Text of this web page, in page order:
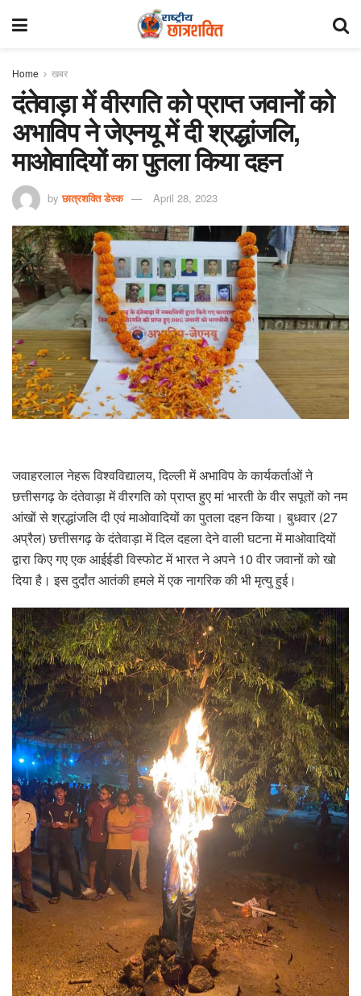
Home खबर
दंतेवाड़ा में वीरगति को प्राप्त जवानों को
अभाविप ने जेएनयू में दी श्रद्धांजलि,
माओवादियों का पुतला किया दहन
by छात्रशक्ति डेस्क April 28, 2023
जवाहरलाल नेहरू विश्वविद्यालय, दिल्ली में अभाविप के कार्यकर्ताओं ने
छत्तीसगढ़ के दंतेवाड़ा में वीरगति को प्राप्त हुए मां भारती के वीर सपूतों को नम
आंखों से श्रद्धांजलि दी एवं माओवादियों का पुतला दहन किया। बुधवार (27
अप्रैल) छत्तीसगढ़ के दंतेवाड़ा में दिल दहला देने वाली घटना में माओवादियों
द्वारा किए गए एक आईईडी विस्फोट में भारत ने अपने 10 वीर जवानों को खो
दिया है। इस दुर्दांत आतंकी हमले में एक नागरिक की भी मृत्यु हुई।